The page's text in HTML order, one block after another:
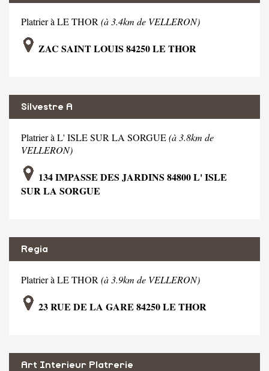
Platrier à LE THOR (à 3.4km de VELLERON)
ZAC SAINT LOUIS 84250 LE THOR
Silvestre A
Platrier à L' ISLE SUR LA SORGUE(à 3.8km de
VELLERON)
134 IMPASSE DES JARDINS 84800 L' ISLE
SUR LA SORGUE
Regia
Platrier à LE THOR (à 3.9km de VELLERON)
23 RUE DE LA GARE 84250 LE THOR
Art Interieur Platrerie